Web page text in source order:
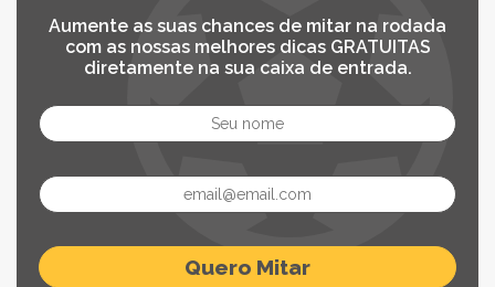
Aumente as suas chances de mitar na rodada
com as nossas melhores dicas GRATUITAS
diretamente na sua caixa de entrada.